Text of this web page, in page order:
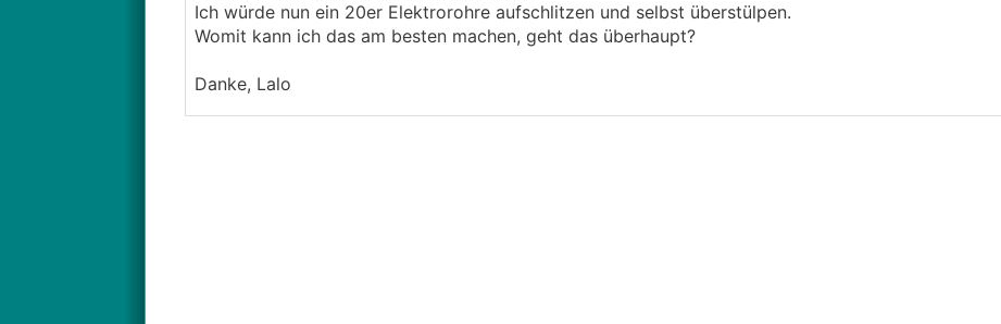
Ich würde nun ein 20er Elektrorohre aufschlitzen und selbst überstülpen.
Womit kann ich das am besten machen, geht das überhaupt?
Danke, Lalo